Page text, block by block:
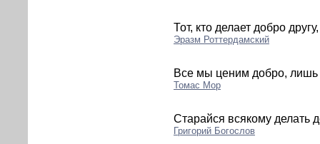
Тот, кто делает добро
Эразм Роттердамский
Все мы ценим добро, лишь
Томас Мор
Старайся всякому делать
Григорий Богослов